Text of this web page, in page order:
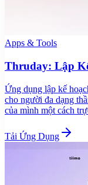
Apps & Tools
Thruday: Lập
Ứng dụng lập kế
cho người đa dạng
của mình một cách
Tải Ứng Dụng